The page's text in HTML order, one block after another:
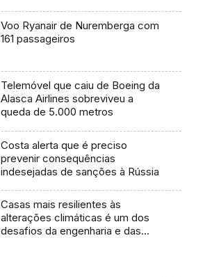
Voo Ryanair de Nuremberga com
161 passageiros
Telemóvel que caiu de Boeing da
Alasca Airlines sobreviveu a
queda de 5.000 metros
Costa alerta que é preciso
prevenir consequências
indesejadas de sanções à Rússia
Casas mais resilientes às
alterações climáticas é um dos
desafios da engenharia e das